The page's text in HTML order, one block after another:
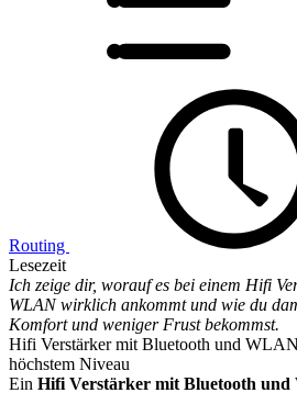
Routing
Lesezeit
Ich zeige dir, worauf es bei einem Hifi
WLAN wirklich ankommt und wie du
Komfort und weniger Frust bekommst.
Hifi Verstärker mit Bluetooth und
höchstem Niveau
Ein Hifi Verstärker mit Bluetooth und